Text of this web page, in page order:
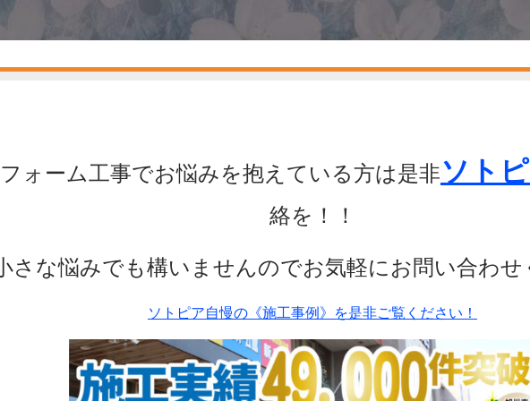
ォーム工事でお悩みを抱えている方は是非ソト
絡を！！
さな悩みでも構いませんのでお気軽にお問い合わせ
ソトピア自慢の《施工事例》を是非ご覧ください！